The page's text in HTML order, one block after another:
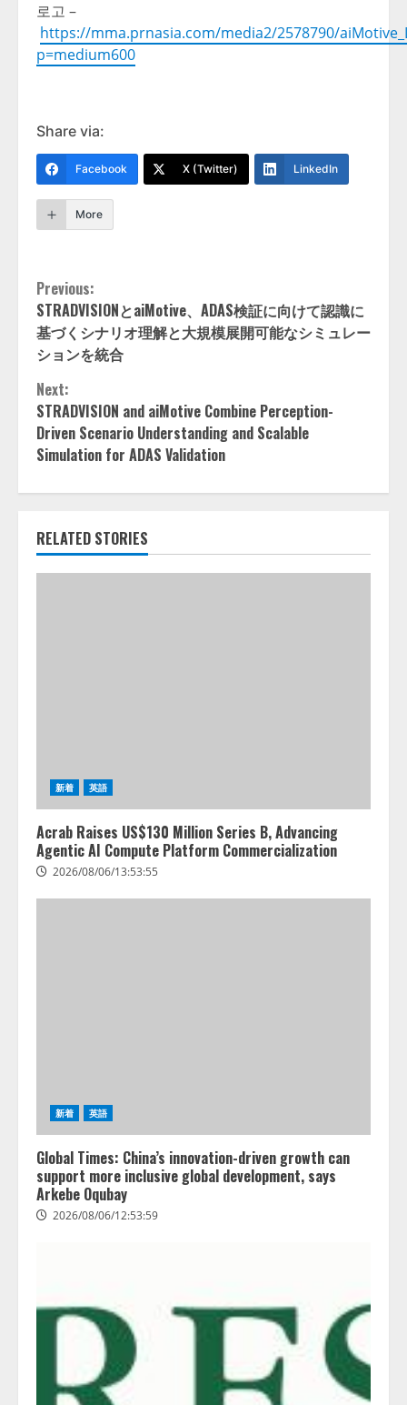
로고 –
https://mma.prnasia.com/media2/2578790/
p=medium600
Share via:
Facebook X (Twitter) LinkedIn
More
Continue
Reading
Previous:
STRADVISIONとaiMotive、ADAS検証に向けて認識に
基づくシナリオ理解と大規模展開可能なシミュレー
ションを統合
Next:
STRADVISION and aiMotive Combine Perception-
Driven Scenario Understanding and Scalable
Simulation for ADAS Validation
RELATED STORIES
新着 英語
Acrab Raises US$130 Million Series B, Advancing
Agentic AI Compute Platform Commercialization
2026/08/06/13:53:55
新着 英語
Global Times: China’s innovation-driven growth can
support more inclusive global development, says
Arkebe Oqubay
2026/08/06/12:53:59
レアラ、『AIはどの法律事務所を
推薦するのか』について 企業法
務系70事務所×5つのAIで実態調査